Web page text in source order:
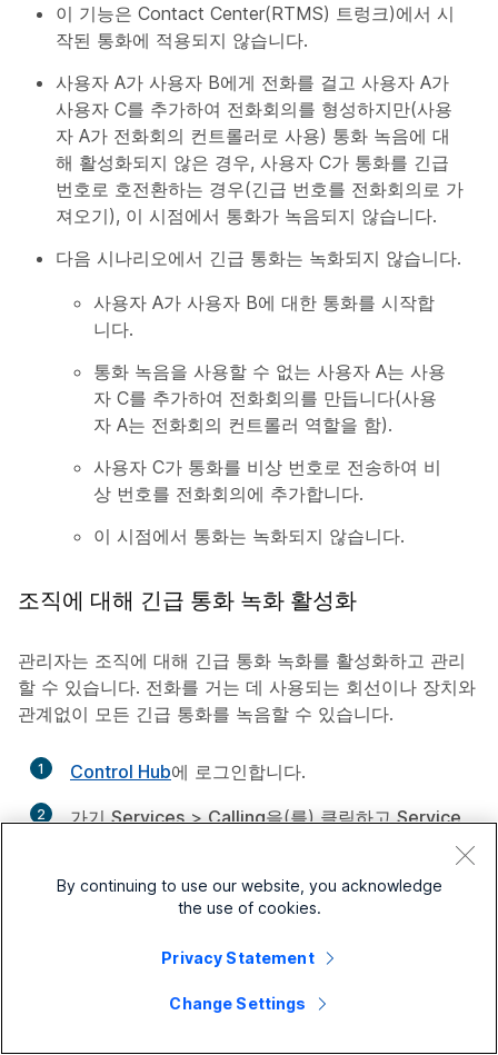
이 기능은 Contact Center(RTMS) 트렁크)에서 시
작된 통화에 적용되지 않습니다.
사용자 A가 사용자 B에게 전화를 걸고 사용자 A가
사용자 C를 추가하여 전화회의를 형성하지만(사용
자 A가 전화회의 컨트롤러로 사용) 통화 녹음에 대
해 활성화되지 않은 경우, 사용자 C가 통화를 긴급
번호로 호전환하는 경우(긴급 번호를 전화회의로 가
져오기), 이 시점에서 통화가 녹음되지 않습니다.
다음 시나리오에서 긴급 통화는 녹화되지 않습니다.
사용자 A가 사용자 B에 대한 통화를 시작합
니다.
통화 녹음을 사용할 수 없는 사용자 A는 사용
자 C를 추가하여 전화회의를 만듭니다(사용
자 A는 전화회의 컨트롤러 역할을 함).
사용자 C가 통화를 비상 번호로 전송하여 비
상 번호를 전화회의에 추가합니다.
이 시점에서 통화는 녹화되지 않습니다.
조직에 대해 긴급 통화 녹화 활성화
관리자는 조직에 대해 긴급 통화 녹화를 활성화하고 관리
할 수 있습니다. 전화를 거는 데 사용되는 회선이나 장치와
관계없이 모든 긴급 통화를 녹음할 수 있습니다.
1
들
Control Hub에 로그인합니다.
2
가기Services>Calling을(를) 클릭하고Service
스크롤Call Recordings섹션으로 스크롤 다운합
Emergency calls, 토글Record emergency
By continuing to use our website, you acknowledge
the use of cookies.
Privacy Statement
Change Settings